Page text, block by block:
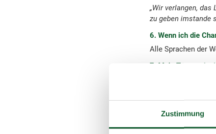
Zustimmung
„Wir verlangen,
zu geben imstande
6. Wenn ich die
Alle Sprachen der
7. Mein
Lara Croft (Tomb